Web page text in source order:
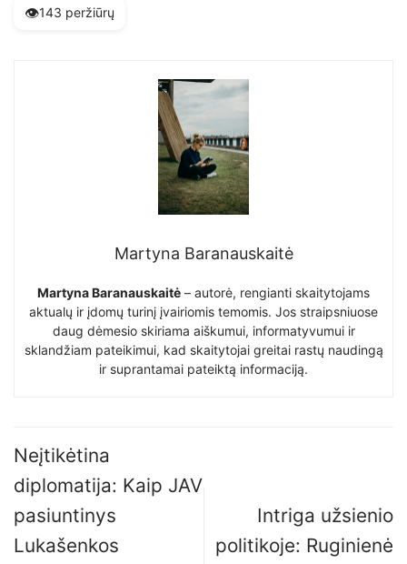
👁️143 peržiūrų
Martyna Baranauskaitė
Martyna Baranauskaitė – autorė, rengianti skaitytojams
aktualų ir įdomų turinį įvairiomis temomis. Jos straipsniuose
daug dėmesio skiriama aiškumui, informatyvumui ir
sklandžiam pateikimui, kad skaitytojai greitai rastų naudingą
ir suprantamai pateiktą informaciją.
Neįtikėtina
diplomatija: Kaip JAV
pasiuntinys
Lukašenkos
Intriga užsienio
politikoje: Ruginienė